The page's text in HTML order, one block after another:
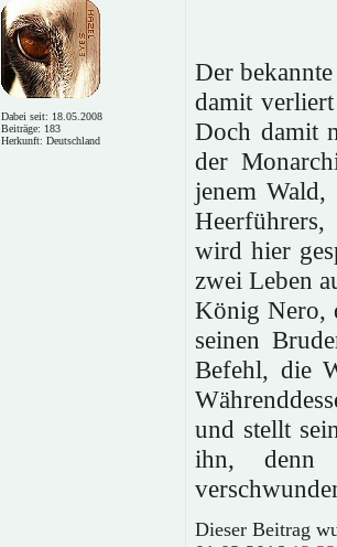
Dabei seit: 18.05.2008
Beiträge: 183
Herkunft: Deutschland
Der
damit
Doch damit
der
jenem
wird hier
zwei Leben
König Nero,
seinen
Befehl, die
und stellt
ihn, denn
Dieser Beitrag